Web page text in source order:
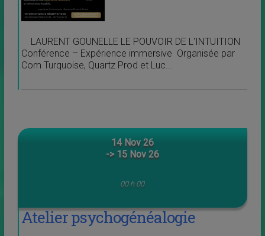
LAURENT GOUNELLE LE POUVOIR DE L'INTUITION
Conférence – Expérience immersive Organisée par
Com Turquoise, Quartz Prod et Luc...
14 Nov 26
-> 15 Nov 26
00 h 00
Atelier psychogénéalogie